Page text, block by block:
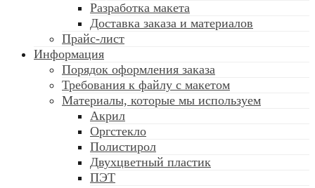
Разработка макета
Доставка заказа и материалов
Прайс-лист
Информация
Порядок оформления заказа
Требования к файлу c макетом
Материалы, которые мы используем
Акрил
Оргстекло
Полистирол
Двухцветный пластик
ПЭТ